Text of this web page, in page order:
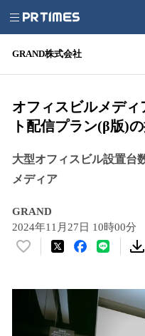
GRAND株式会社
オフィスビルメデ
ト配信プラン(β版)
大型オフィスビル設置台
メディア
GRAND
2024年11月27日 10時00分
い